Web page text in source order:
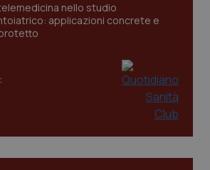
nello studio
applicazioni concrete e
ironfish-
www.quotidianosanita.it